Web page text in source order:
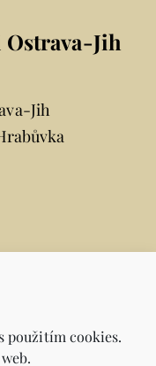
použitím cookies.
Jih
Jih